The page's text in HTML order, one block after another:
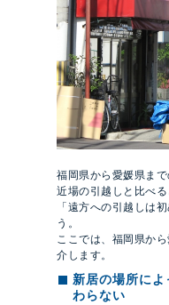
福岡県から愛媛県ま
近場の引越しと比べる
「遠方への引越しは
う。
ここでは、福岡県か
介します。
新居の場所に
わらない